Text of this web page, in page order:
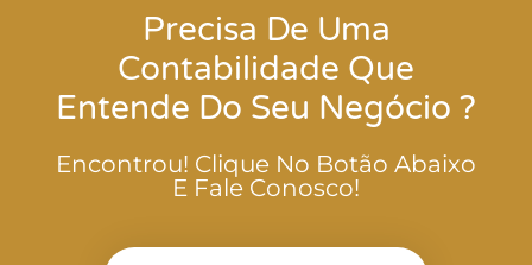
Precisa De Uma
Contabilidade Que
Entende Do Seu Negócio ?
Encontrou! Clique No Botão Abaixo
E Fale Conosco!